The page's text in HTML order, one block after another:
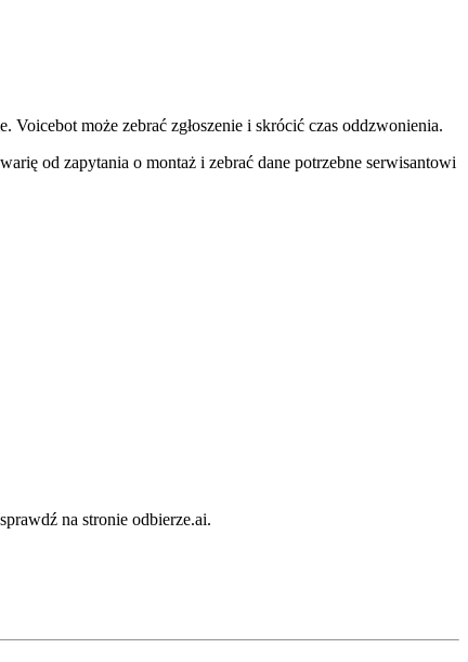
może zebrać zgłoszenie i skrócić czas oddzwonienia.
od zapytania o montaż i zebrać dane potrzebne serwisantowi
na stronie odbierze.ai.